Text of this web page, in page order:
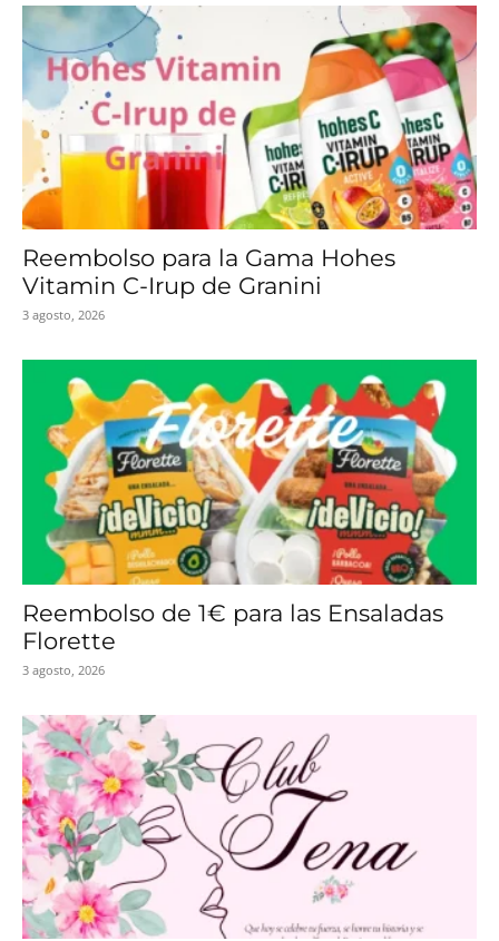
Reembolso para la Gama Hohes
Vitamin C-Irup de Granini
3 agosto, 2026
Reembolso de 1€ para las Ensaladas
Florette
3 agosto, 2026